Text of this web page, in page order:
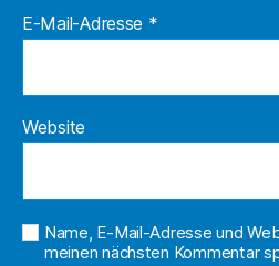
E-Mail-Adresse *
Website
Name, E-Mail-Adresse und
meinen nächsten Kommentar